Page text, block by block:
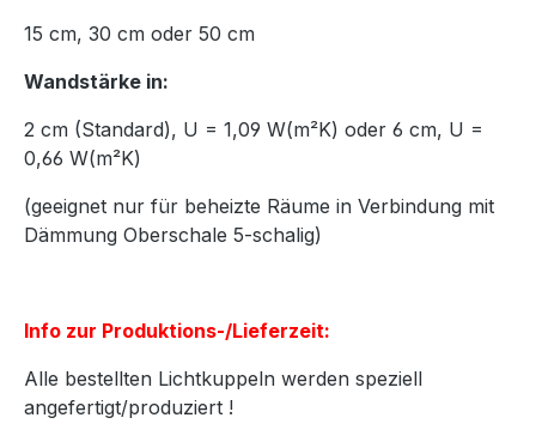
15 cm, 30 cm oder 50 cm
Wandstärke in:
2 cm (Standard), U = 1,09 W(m²K) oder 6 cm, U =
0,66 W(m²K)
(geeignet nur für beheizte Räume in Verbindung mit
Dämmung Oberschale 5-schalig)
Info zur Produktions-/Lieferzeit:
Alle bestellten Lichtkuppeln werden speziell
angefertigt/produziert !